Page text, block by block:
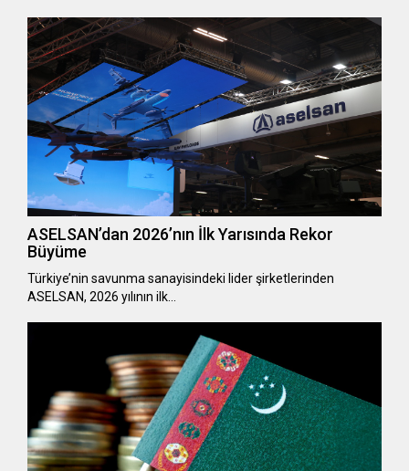
ASELSAN’dan 2026’nın İlk Yarısında Rekor
Büyüme
Türkiye’nin savunma sanayisindeki lider şirketlerinden
ASELSAN, 2026 yılının ilk…